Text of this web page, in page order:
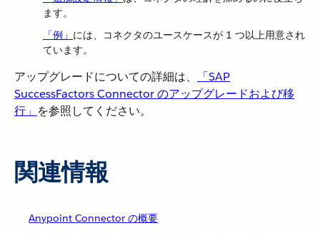
ます。
「例」 ​には、コネクタのユースケースが 1 つ以上用意され
ています。
アップグレードについての詳細は、​
「SAP
SuccessFactors Connector のアップグレードおよび移
行」 ​を参照してください。
関連情報
Anypoint Connector の概要